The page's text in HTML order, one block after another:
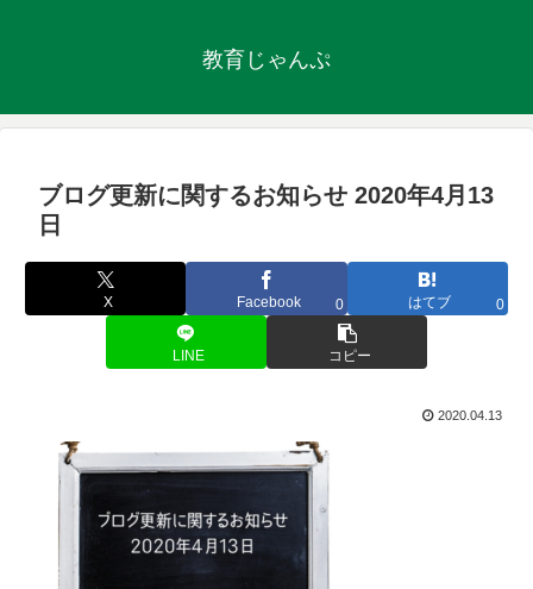
教育じゃんぷ
ブログ更新に関するお知らせ 2020年4月13
日
X Facebook 0 はてブ 0
LINE コピー
2020.04.13